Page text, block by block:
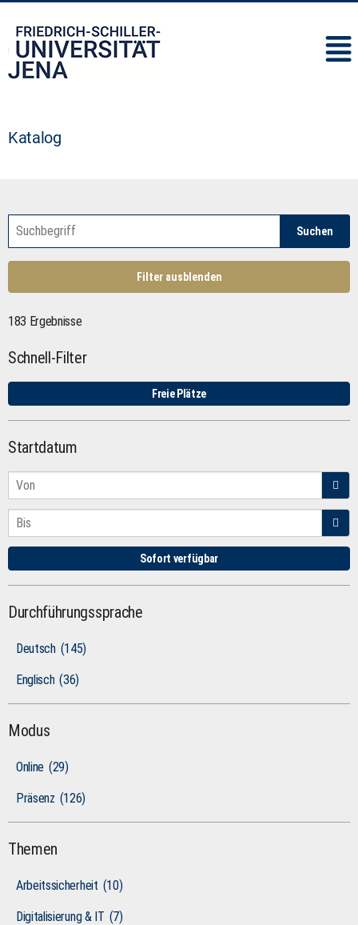
Katalog
Suchen
Filter ausblenden
183 Ergebnisse
Schnell-Filter
Freie Plätze
Startdatum
Sofort verfügbar
Durchführungssprache
Deutsch (145)
Englisch (36)
Modus
Online (29)
Präsenz (126)
Themen
Arbeitssicherheit (10)
Digitalisierung & IT (7)